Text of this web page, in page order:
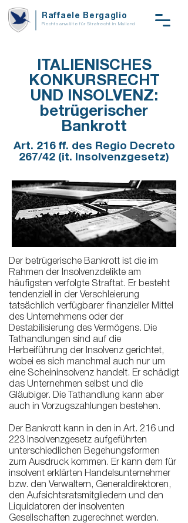
Rechtsanwälte für Strafrecht in Mailand
Raffaele Bergaglio
ITALIENISCHES
KONKURSRECHT
UND INSOLVENZ:
betrügerischer
Bankrott
Art. 216 ff. des Regio Decreto
267/42 (it. Insolvenzgesetz)
Der betrügerische Bankrott ist die im
Rahmen der Insolvenzdelikte am
häufigsten verfolgte Straftat. Er besteht
tendenziell in der Verschleierung
tatsächlich verfügbarer finanzieller Mittel
des Unternehmens oder der
Destabilisierung des Vermögens. Die
Tathandlungen sind auf die
Herbeiführung der Insolvenz gerichtet,
wobei es sich manchmal auch nur um
eine Scheininsolvenz handelt. Er schädigt
das Unternehmen selbst und die
Gläubiger. Die Tathandlung kann aber
auch in Vorzugszahlungen bestehen.
Der Bankrott kann in den in Art. 216 und
223 Insolvenzgesetz aufgeführten
unterschiedlichen Begehungsformen
zum Ausdruck kommen. Er kann dem für
insolvent erklärten Handelsunternehmer
bzw. den Verwaltern, Generaldirektoren,
den Aufsichtsratsmitgliedern und den
Liquidatoren der insolventen
Gesellschaften zugerechnet werden.